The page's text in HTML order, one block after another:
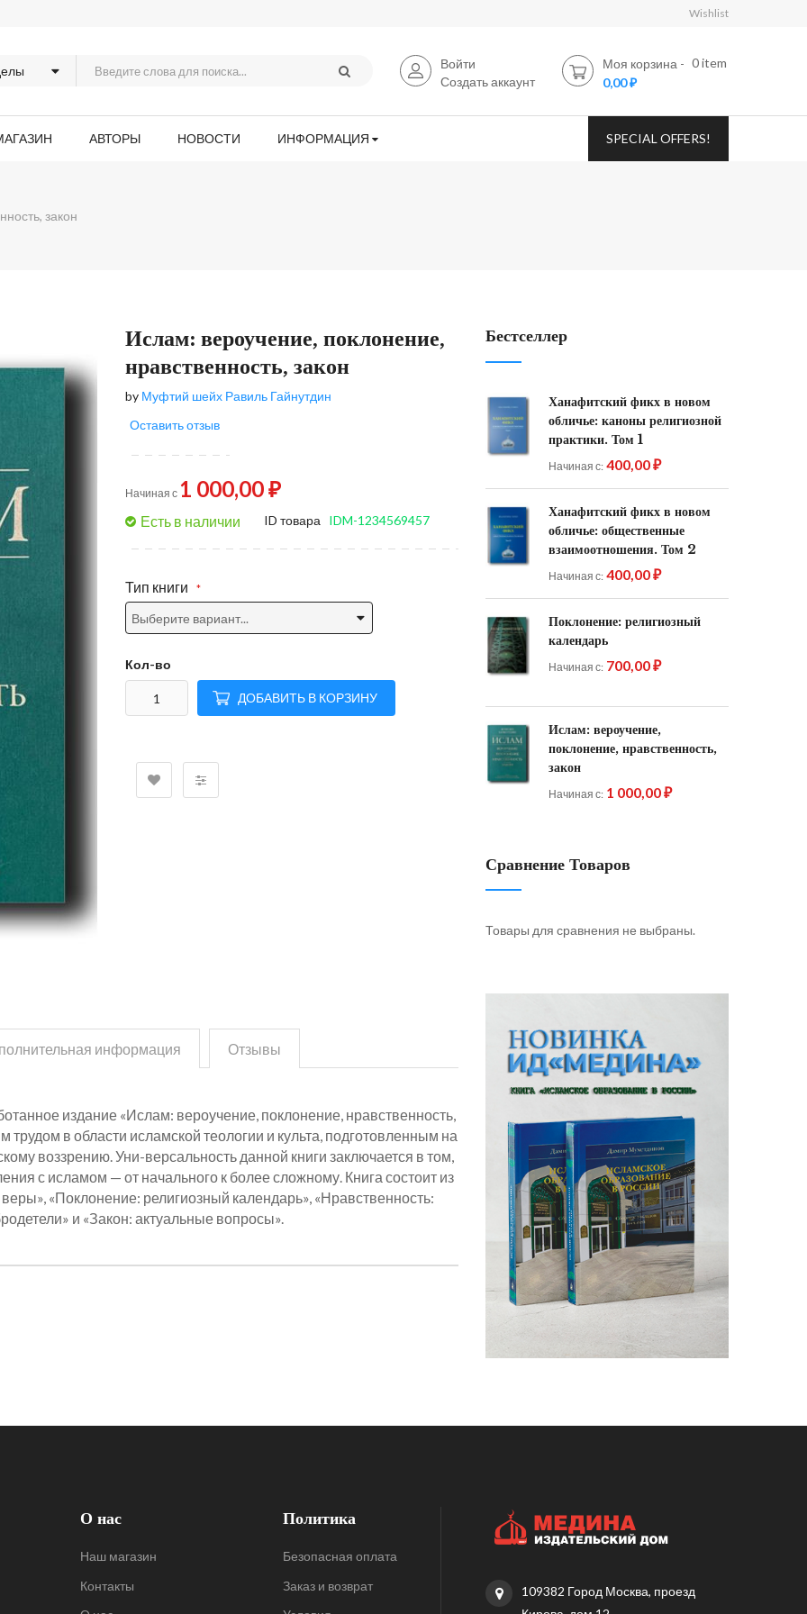
Wishlist
Войти
Создать аккаунт
Моя корзина 0item
0,00 ₽
АВТОРЫ НОВОСТИ ИНФОРМАЦИЯ SPECIAL OFFERS!
закон
Ислам: вероучение, поклонение,
нравственность, закон
by Муфтий шейх Равиль Гайнутдин
Оставить отзыв
Начиная с 1 000,00 ₽
Есть в наличии ID товара IDM-1234569457
Тип книги
Кол-во
ДОБАВИТЬ В КОРЗИНУ
beginning
информация Отзывы
издание «Ислам: вероучение, поклонение, нравственность,
в области исламской теологии и культа, подготовленным на
воззрению. Уни-версальность данной книги заключается в том,
с исламом — от начального к более сложному. Книга состоит из
«Поклонение: религиозный календарь», «Нравственность:
и «Закон: актуальные вопросы».
Бестселлер
Ханафитский фикх в новом
обличье: каноны религиозной
практики. Том 1
Начиная с 400,00 ₽
Ханафитский фикх в новом
обличье: общественные
взаимоотношения. Том 2
Начиная с 400,00 ₽
Поклонение: религиозный
календарь
Начиная с 700,00 ₽
Ислам: вероучение,
поклонение, нравственность,
закон
Начиная с 1 000,00 ₽
Сравнение Товаров
Товары для сравнения не выбраны.
О нас
Наш магазин
Контакты
Политика
Безопасная оплата
Заказ и возврат
109382 Город Москва, проезд